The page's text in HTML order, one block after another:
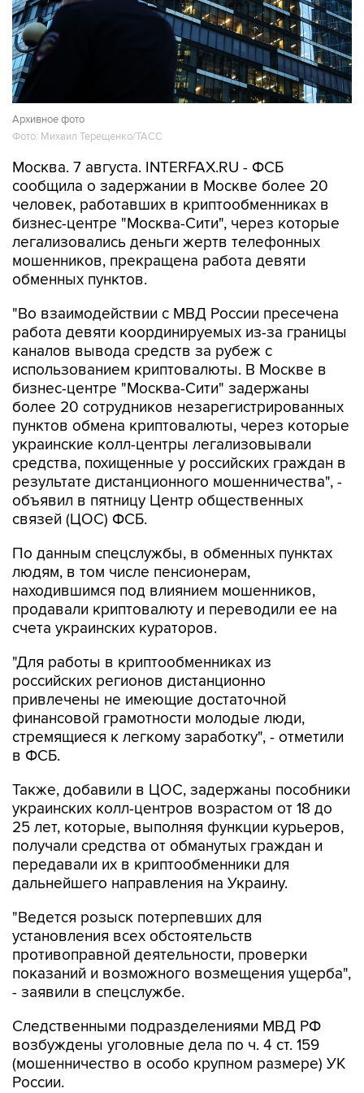
Архивное фото
Фото: Михаил Терещенко/ТАСС
Москва. 7 августа. INTERFAX.RU - ФСБ
сообщила о задержании в Москве более 20
человек, работавших в криптообменниках в
бизнес-центре "Москва-Сити", через которые
легализовались деньги жертв телефонных
мошенников, прекращена работа девяти
обменных пунктов.
"Во взаимодействии с МВД России пресечена
работа девяти координируемых из-за границы
каналов вывода средств за рубеж с
использованием криптовалюты. В Москве в
бизнес-центре "Москва-Сити" задержаны
более 20 сотрудников незарегистрированных
пунктов обмена криптовалюты, через которые
украинские колл-центры легализовывали
средства, похищенные у российских граждан в
результате дистанционного мошенничества", -
объявил в пятницу Центр общественных
связей (ЦОС) ФСБ.
По данным спецслужбы, в обменных пунктах
людям, в том числе пенсионерам,
находившимся под влиянием мошенников,
продавали криптовалюту и переводили ее на
счета украинских кураторов.
"Для работы в криптообменниках из
российских регионов дистанционно
привлечены не имеющие достаточной
финансовой грамотности молодые люди,
стремящиеся к легкому заработку", - отметили
в ФСБ.
Также, добавили в ЦОС, задержаны пособники
украинских колл-центров возрастом от 18 до
25 лет, которые, выполняя функции курьеров,
получали средства от обманутых граждан и
передавали их в криптообменники для
дальнейшего направления на Украину.
"Ведется розыск потерпевших для
установления всех обстоятельств
противоправной деятельности, проверки
показаний и возможного возмещения ущерба",
- заявили в спецслужбе.
Следственными подразделениями МВД РФ
возбуждены уголовные дела по ч. 4 ст. 159
(мошенничество в особо крупном размере) УК
России.